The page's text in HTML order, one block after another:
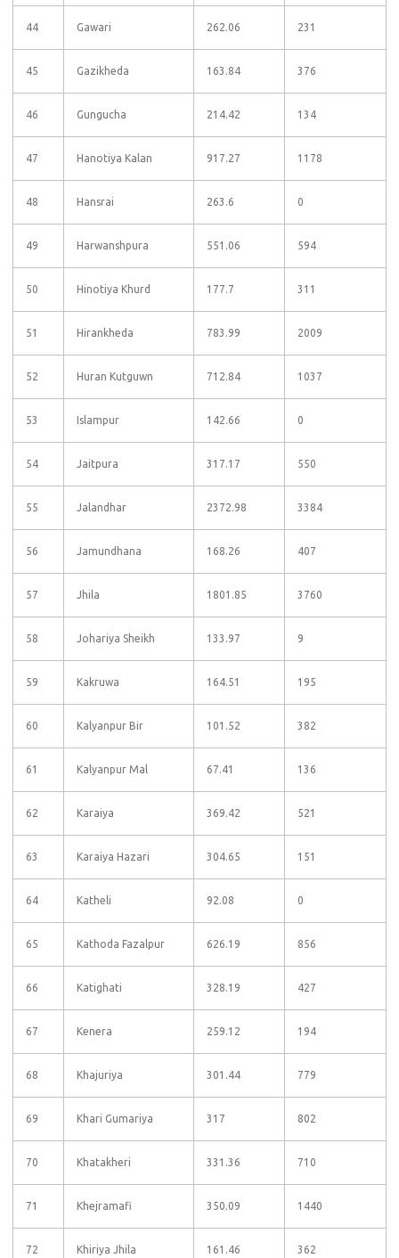
44 Gawari 262.06 231
45 Gazikheda 163.84 376
46 Gungucha 214.42 134
47 Hanotiya Kalan 917.27 1178
48 Hansrai 263.6 0
49 Harwanshpura 551.06 594
50 Hinotiya Khurd 177.7 311
51 Hirankheda 783.99 2009
52 Huran Kutguwn 712.84 1037
53 Islampur 142.66 0
54 Jaitpura 317.17 550
55 Jalandhar 2372.98 3384
56 Jamundhana 168.26 407
57 Jhila 1801.85 3760
58 Johariya Sheikh 133.97 9
59 Kakruwa 164.51 195
60 Kalyanpur Bir 101.52 382
61 Kalyanpur Mal 67.41 136
62 Karaiya 369.42 521
63 Karaiya Hazari 304.65 151
64 Katheli 92.08 0
65 Kathoda Fazalpur 626.19 856
66 Katighati 328.19 427
67 Kenera 259.12 194
68 Khajuriya 301.44 779
69 Khari Gumariya 317 802
70 Khatakheri 331.36 710
71 Khejramafi 350.09 1440
72 Khiriya Jhila 161.46 362